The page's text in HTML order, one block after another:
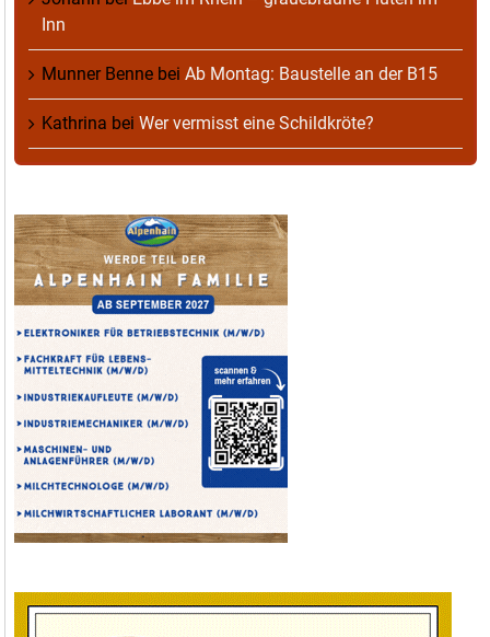
Inn
Munner Benne bei Ab Montag: Baustelle an der B15
Kathrina bei Wer vermisst eine Schildkröte?